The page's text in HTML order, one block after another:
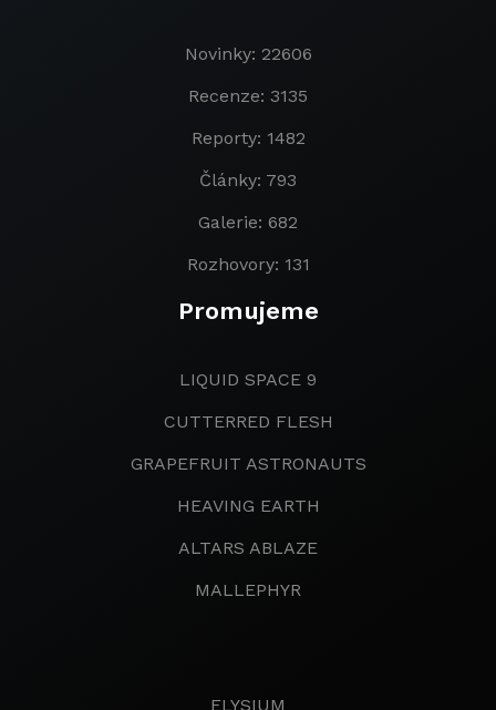
Novinky: 22606
Recenze: 3135
Reporty: 1482
Články: 793
Galerie: 682
Rozhovory: 131
Promujeme
LIQUID SPACE 9
CUTTERRED FLESH
GRAPEFRUIT ASTRONAUTS
HEAVING EARTH
ALTARS ABLAZE
MALLEPHYR
ELYSIUM